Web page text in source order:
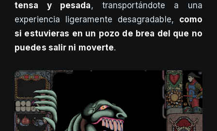
tensa y pesada, transportándote a una
experiencia ligeramente desagradable, como
si estuvieras en un pozo de brea del que no
puedes salir ni moverte.